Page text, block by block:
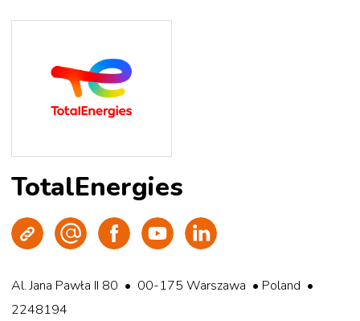
TotalEnergies
Strona WWW
Wyślij e-mail
FacebookYoutube
Al. Jana Pawła II 80 • 00-175 Warszawa • Poland •
2248194